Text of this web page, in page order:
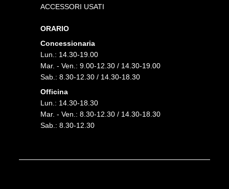
ACCESSORI USATI
ORARIO
Concessionaria
Lun.: 14.30-19.00
Mar. - Ven.: 9.00-12.30 / 14.30-19.00
Sab.: 8.30-12.30 / 14.30-18.30
Officina
Lun.: 14.30-18.30
Mar. - Ven.: 8.30-12.30 / 14.30-18.30
Sab.: 8.30-12.30